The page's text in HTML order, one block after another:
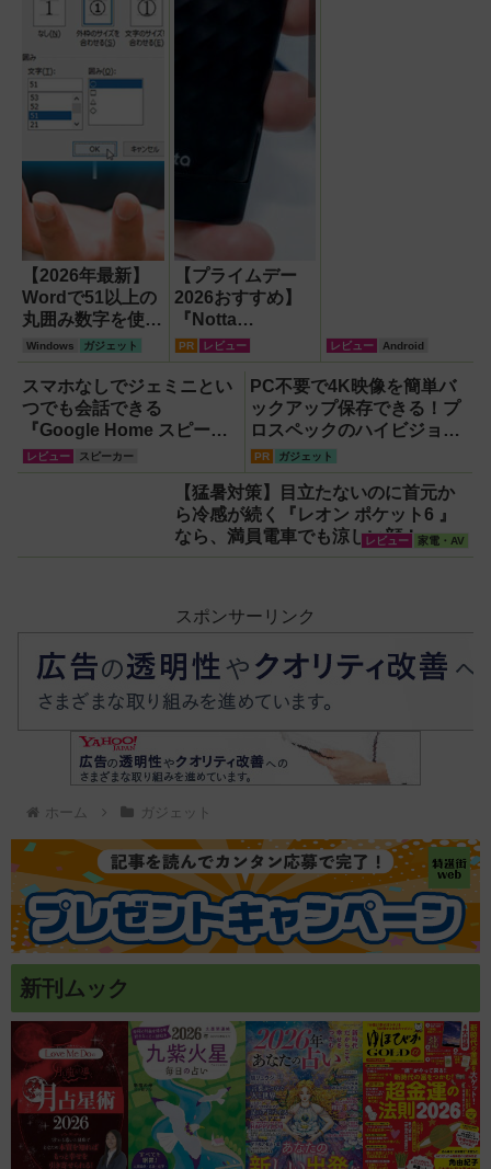
【2026年最新】
Wordで51以上の
丸囲み数字を使い
たいなら「囲い文
字」で作る
【Windows】
Windows ガジェット
【プライムデー
2026おすすめ】
『Notta
Memo（ノッタ
メモ）Type C』
録音からAI自動文
字起こし・翻訳・
要約までこなすAI
ボイスレコーダ
ー！【議事録作
成】
PR レビュー レビュー Android
スマホなしでジェミニとい
つでも会話できる
『Google Home スピーカ
ー』で未来がわが家にやっ
てきた！【なぜなぜ期対策
レビュー スピーカー
PC不要で4K映像を簡単バ
ックアップ保存できる！プ
ロスペックのハイビジョン
レコーダー『HVE705-
PRO』
PR ガジェット
【猛暑対策】目立たないのに首元か
ら冷感が続く『レオン ポケット6 』
なら、満員電車でも涼しい顔！
レビュー 家電・AV
スポンサーリンク
ホーム ガジェット
新刊ムック